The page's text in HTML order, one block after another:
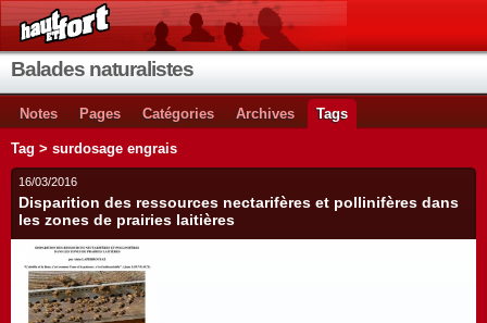
Balades naturalistes
Notes Pages Catégories Archives Tags
Tag > surdosage engrais
16/03/2016
Disparition des ressources nectarifères et pollinifères dans
les zones de prairies laitières